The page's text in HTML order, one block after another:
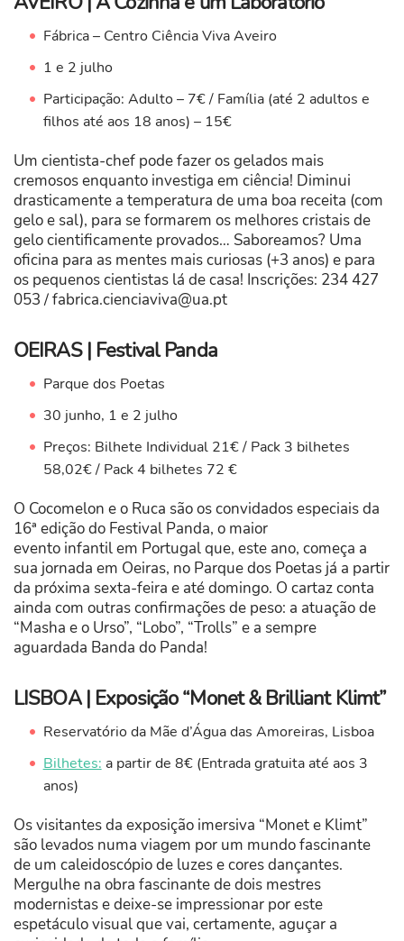
Fábrica – Centro Ciência Viva Aveiro
1 e 2 julho
Participação: Adulto – 7€ / Família (até 2 adultos e
filhos até aos 18 anos) – 15€
Um cientista-chef pode fazer os gelados mais
cremosos enquanto investiga em ciência! Diminui
drasticamente a temperatura de uma boa receita (com
gelo e sal), para se formarem os melhores cristais de
gelo cientificamente provados… Saboreamos? Uma
oficina para as mentes mais curiosas (+3 anos) e para
os pequenos cientistas lá de casa! Inscrições: 234 427
053 /fabrica.cienciaviva@ua.pt
OEIRAS | Festival Panda
Parque dos Poetas
30 junho, 1 e 2 julho
Preços: Bilhete Individual 21€ / Pack 3 bilhetes
58,02€ / Pack 4 bilhetes 72 €
O Cocomelon e o Ruca são os convidados especiais da
16ª edição do Festival Panda, o maior
evento infantil em Portugal que, este ano, começa a
sua jornada em Oeiras, no Parque dos Poetas já a partir
da próxima sexta-feira e até domingo. O cartaz conta
ainda com outras confirmações de peso: a atuação de
“Masha e o Urso”, “Lobo”, “Trolls” e a sempre
aguardada Banda do Panda!
LISBOA | Exposição “Monet & Brilliant Klimt”
Reservatório da Mãe d’Água das Amoreiras, Lisboa
Bilhetes: a partir de 8€ (Entrada gratuita até aos 3
anos)
Os visitantes da exposição imersiva “Monet e Klimt”
são levados numa viagem por um mundo fascinante
de um caleidoscópio de luzes e cores dançantes.
Mergulhe na obra fascinante de dois mestres
modernistas e deixe-se impressionar por este
espetáculo visual que vai, certamente, aguçar a